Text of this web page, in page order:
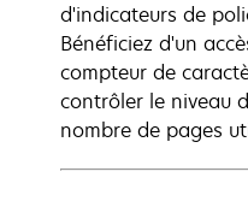
d'indicateurs de
Bénéficiez d'un
compteur de
contrôler le niveau
nombre de pages